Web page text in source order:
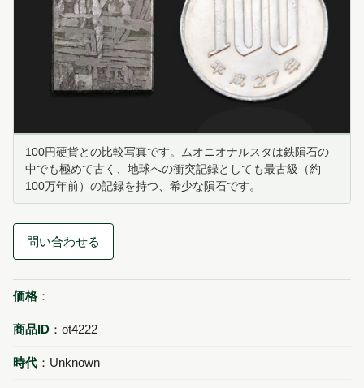
100円硬貨との比較写真です。ムオニオナルスタは鉄隕石の
中でも極めて古く、地球への衝突記録としても最古級（約
100万年前）の記録を持つ、希少な隕石です。
問い合わせる
価格：
商品ID ：ot4222
時代 ：Unknown